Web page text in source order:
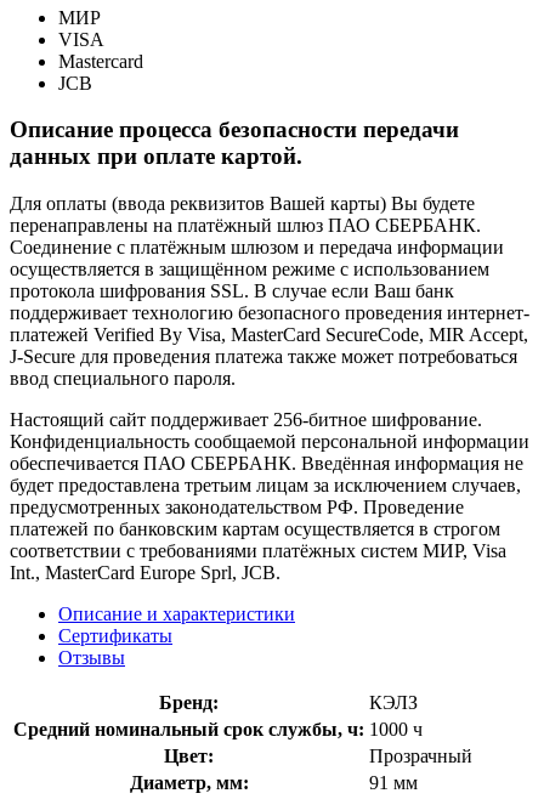
МИР
VISA
Mastercard
JCB
Описание процесса безопасности передачи
данных при оплате картой.
Для оплаты (ввода реквизитов Вашей карты) Вы будете
перенаправлены на платёжный шлюз ПАО СБЕРБАНК.
Соединение с платёжным шлюзом и передача информации
осуществляется в защищённом режиме с использованием
протокола шифрования SSL. В случае если Ваш банк
поддерживает технологию безопасного проведения интернет-
платежей Verified By Visa, MasterCard SecureCode, MIR Accept,
J-Secure для проведения платежа также может потребоваться
ввод специального пароля.
Настоящий сайт поддерживает 256-битное шифрование.
Конфиденциальность сообщаемой персональной информации
обеспечивается ПАО СБЕРБАНК. Введённая информация не
будет предоставлена третьим лицам за исключением случаев,
предусмотренных законодательством РФ. Проведение
платежей по банковским картам осуществляется в строгом
соответствии с требованиями платёжных систем МИР, Visa
Int., MasterCard Europe Sprl, JCB.
Описание и характеристики
Сертификаты
Отзывы
Бренд:
КЭЛЗ
Средний номинальный срок службы, ч: 1000 ч
Цвет:
Прозрачный
Диаметр, мм:
91 мм